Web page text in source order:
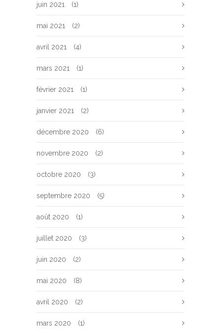
juin 2021 (1)
mai 2021 (2)
avril 2021 (4)
mars 2021 (1)
février 2021 (1)
janvier 2021 (2)
décembre 2020 (6)
novembre 2020 (2)
octobre 2020 (3)
septembre 2020 (5)
août 2020 (1)
juillet 2020 (3)
juin 2020 (2)
mai 2020 (8)
avril 2020 (2)
mars 2020 (1)